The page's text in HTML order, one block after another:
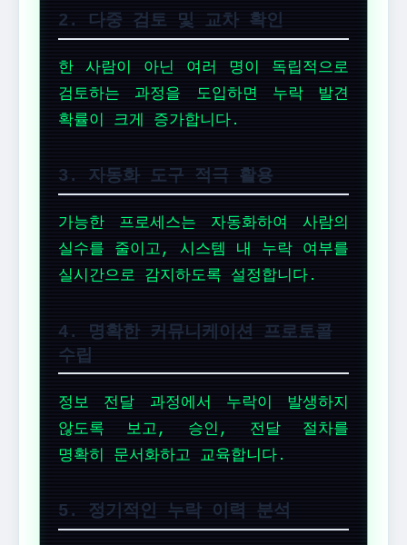
2. 다중 검토 및 교차 확인
한 사람이 아닌 여러 명이 독립적으로
검토하는 과정을 도입하면 누락 발견
확률이 크게 증가합니다.
3. 자동화 도구 적극 활용
가능한 프로세스는 자동화하여 사람의
실수를 줄이고, 시스템 내 누락 여부를
실시간으로 감지하도록 설정합니다.
4. 명확한 커뮤니케이션 프로토콜
수립
정보 전달 과정에서 누락이 발생하지
않도록 보고, 승인, 전달 절차를
명확히 문서화하고 교육합니다.
5. 정기적인 누락 이력 분석